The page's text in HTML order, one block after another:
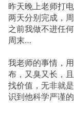
昨天晚上老师打
两天分别完成，
之前我做不进任
周末…
我老师的事情，
布，又臭又长，
找价值，无非就
识到他科学严谨